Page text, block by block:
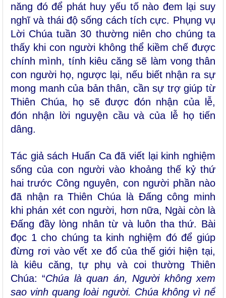
năng đó để phát huy yếu tố nào đem lại suy
nghĩ và thái độ sống cách tích cực. Phụng vụ
Lời Chúa tuần 30 thường niên cho chúng ta
thấy khi con người không thể kiềm chế được
chính mình, tính kiêu căng sẽ làm vong thân
con người họ, ngược lại, nếu biết nhận ra sự
mong manh của bản thân, cần sự trợ giúp từ
Thiên Chúa, họ sẽ được đón nhận của lễ,
đón nhận lời nguyện cầu và của lễ họ tiến
dâng.
Tác giả sách Huấn Ca đã viết lại kinh nghiệm
sống của con người vào khoảng thế kỷ thứ
hai trước Công nguyên, con người phần nào
đã nhận ra Thiên Chúa là Đấng công minh
khi phán xét con người, hơn nữa, Ngài còn là
Đấng đầy lòng nhân từ và luôn tha thứ. Bài
đọc 1 cho chúng ta kinh nghiệm đó để giúp
đừng rơi vào vết xe đổ của thế giới hiện tại,
là kiêu căng, tự phụ và coi thường Thiên
Chúa: “Chúa là quan án, Người không xem
sao vinh quang loài người. Chúa không vì nể